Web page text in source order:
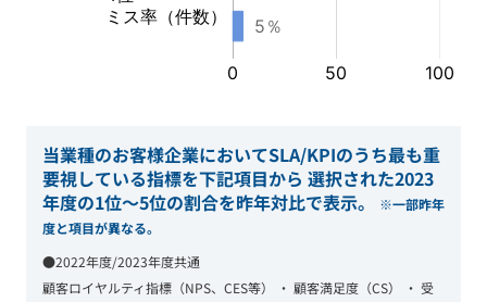
当業種のお客様企業においてSLA/KPIのうち最も重
要視している指標を下記項目から 選択された2023
年度の1位～5位の割合を昨年対比で表示。
※一部昨年
度と項目が異なる。
●2022年度/2023年度共通
顧客ロイヤルティ指標（NPS、CES等） ・ 顧客満足度（CS） ・ 受